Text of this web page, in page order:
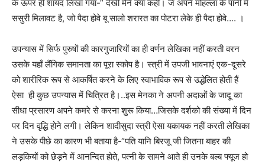
के ऊपर ही शायद लिखा गया-“ देखी मैंने क्या कही। जे अपने मोहल्ला के पानी में
ससुरी मिलावट है, जो पैदा होवे बू सालो शरारत का पोटरा लेके ही पैदा होवे…. ।
उपन्यास में सिर्फ पुरुषों की कारगुजारियों का ही वर्णन लेखिका नहीं करती वरन
उसके यहाँ लैंगिक समानता का पूरा स्कोप है। स्त्री में उपजी भावनाएं एक-दूसरे
को शारीरिक रूप से आकर्षित करने के लिए स्वाभाविक रूप से उद्धेलित होती हैं
ऐसा ही कुछ उपन्यास में चित्रित है।..इस मेनका ने अपनी अदाओं के जादू का
सीधा प्रसारण अपने कमरे से करना शुरू किया…जिसके दर्शको की संख्या में दिन
पर दिन वृद्धि होने लगी। लेकिन शादीसुदा स्त्री ऐसा यकायक नहीं करती लेखिका
ने उसके पीछे का कारण भी बताया है-“पति यानि बिरजू जी जितना बाहर की
लड़कियों को छेड़ने में आनन्दित होते, पत्नी के सामने आते ही उनके बल्ब फ्यूज हो